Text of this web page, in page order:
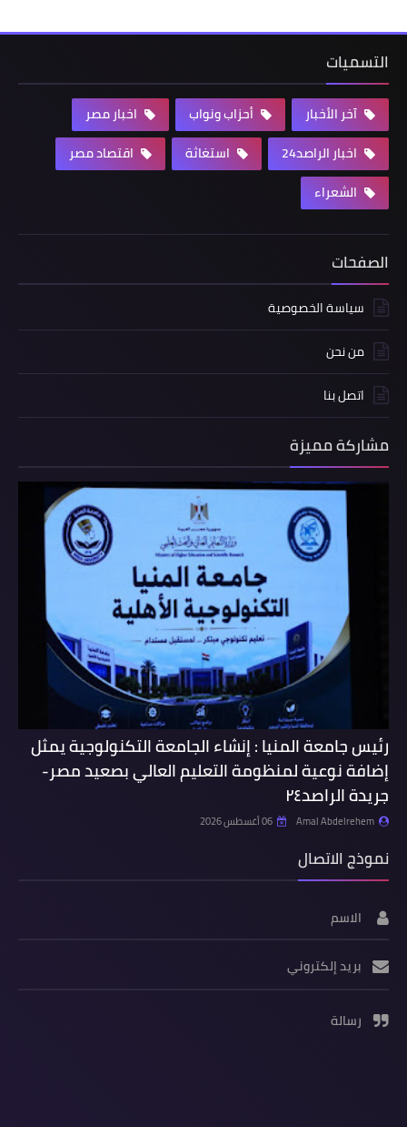
التسميات
آخر الأخبار أحزاب ونواب
اخبار مصر
اخبار الراصد24
استغاثة
اقتصاد مصر
الشعراء
الصفحات
سياسة الخصوصية
من نحن
اتصل بنا
مشاركة مميزة
رئيس جامعة المنيا : إنشاء الجامعة التكنولوجية يمثل
إضافة نوعية لمنظومة التعليم العالي بصعيد مصر-
جريدة الراصد٢٤
Amal Abdelrehem 06 أغسطس 2026
نموذج الاتصال
الاسم
بريد إلكتروني
رسالة